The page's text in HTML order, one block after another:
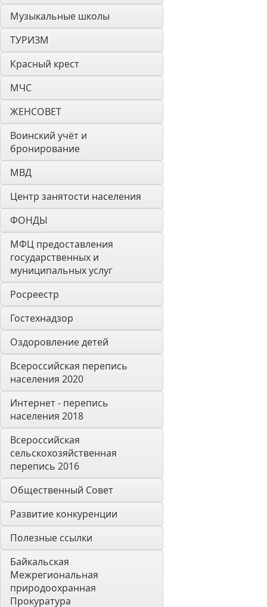
Музыкальные школы
ТУРИЗМ
Красный крест
МЧС
ЖЕНСОВЕТ
Воинский учёт и
бронирование
МВД
Центр занятости населения
ФОНДЫ
МФЦ предоставления
государственных и
муниципальных услуг
Росреестр
Гостехнадзор
Оздоровление детей
Всероссийская перепись
населения 2020
Интернет - перепись
населения 2018
Всероссийская
сельскохозяйственная
перепись 2016
Общественный Совет
Развитие конкуренции
Полезные ссылки
Байкальская
Межрегиональная
природоохранная
Прокуратура